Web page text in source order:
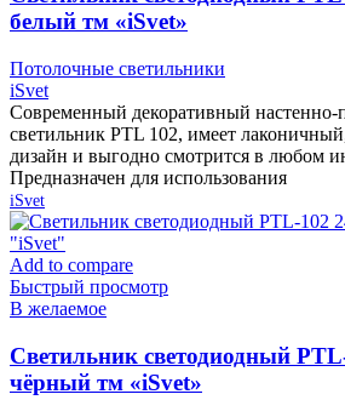
белый тм «iSvet»
Потолочные светильники
iSvet
Современный декоративный настенно-
светильник PTL 102, имеет
дизайн и выгодно смотрится в любом
Предназначен для использования
iSvet
Add to compare
Быстрый просмотр
В желаемое
Cветильник светодиодный
чёрный тм «iSvet»